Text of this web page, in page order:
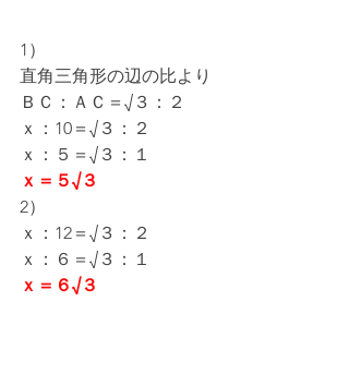
1）
直角三角形の辺の比より
ＢＣ：ＡＣ＝√３：２
ｘ：10＝√３：２
ｘ：５＝√３：１
ｘ＝５√３
2）
ｘ：12＝√３：２
ｘ：６＝√３：１
ｘ＝６√３